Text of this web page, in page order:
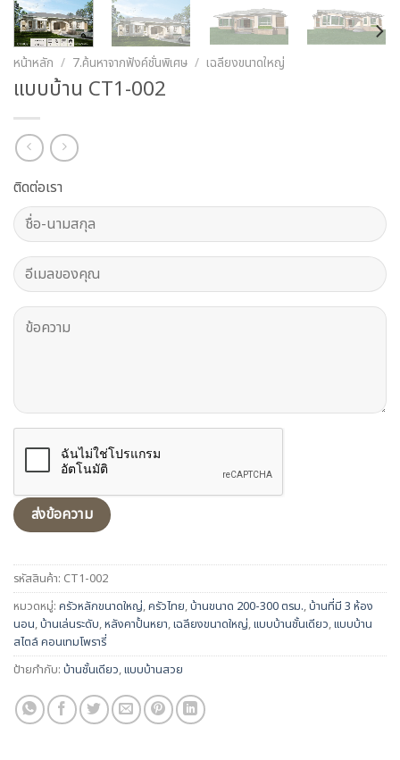
หน้าหลัก / 7.ค้นหาจากฟังค์ชั่นพิเศษ / เฉลียงขนาดใหญ่
แบบบ้าน CT1-002
ติดต่อเรา
รหัสสินค้า: CT1-002
หมวดหมู่: ครัวหลักขนาดใหญ่,ครัวไทย,บ้านขนาด 200-300 ตรม.,บ้านที่มี 3 ห้อง
นอน,บ้านเล่นระดับ,หลังคาปั้นหยา,เฉลียงขนาดใหญ่,แบบบ้านชั้นเดียว,แบบบ้าน
สไตล์ คอนเทมโพรารี่
ป้ายกำกับ: บ้านชั้นเดียว,แบบบ้านสวย